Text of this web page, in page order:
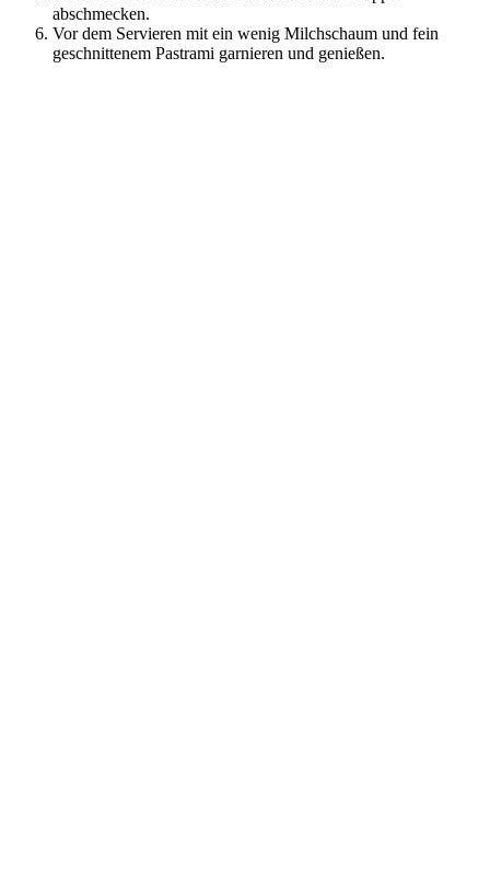
abschmecken.
Vor dem Ser­vie­ren mit ein wenig Milch­schaum und fein
geschnit­te­nem Past­ra­mi gar­nie­ren und genießen.